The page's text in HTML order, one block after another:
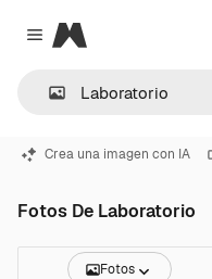
Close menu
Magnific
Crea una imagen con IA
Fotos De Laboratorio
Fotos